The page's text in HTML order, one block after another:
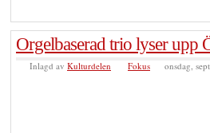
Orgelbaserad trio lyser upp
Inlagd av Kulturdelen Fokus onsdag,